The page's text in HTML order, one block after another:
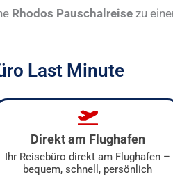
Rhodos Pauschalreise zu
Last Minute
Direkt am Flughafen
Ihr Reisebüro direkt am Flughafen –
bequem, schnell, persönlich